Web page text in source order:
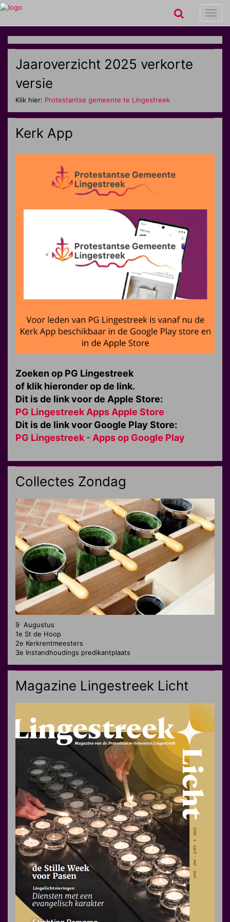
Jaaroverzicht 2025 verkorte
versie
Klik hier: Protestantse gemeente te Lingestreek
Kerk App
Zoeken op PG Lingestreek
of klik hieronder op de link.
Dit is de link voor de Apple Store:
PG Lingestreek Apps Apple Store
Dit is de link voor Google Play Store:
PG Lingestreek - Apps op Google Play
Collectes Zondag
9 Augustus
1e St de Hoop
2e Kerkrentmeesters
3e Instandhoudings predikantplaats
Magazine Lingestreek Licht